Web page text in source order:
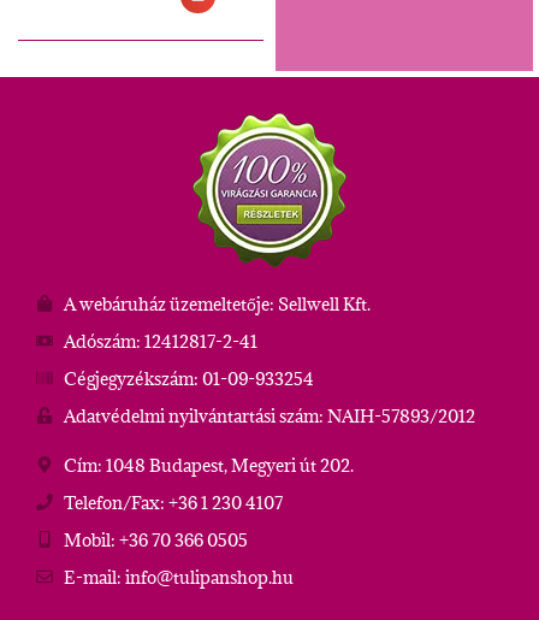
A webáruház üzemeltetője: Sellwell Kft.
Adószám: 12412817-2-41
Cégjegyzékszám: 01-09-933254
Adatvédelmi nyilvántartási szám: NAIH-57893/2012
Cím: 1048 Budapest, Megyeri út 202.
Telefon/Fax: +36 1 230 4107
Mobil: +36 70 366 0505
E-mail: info@tulipanshop.hu